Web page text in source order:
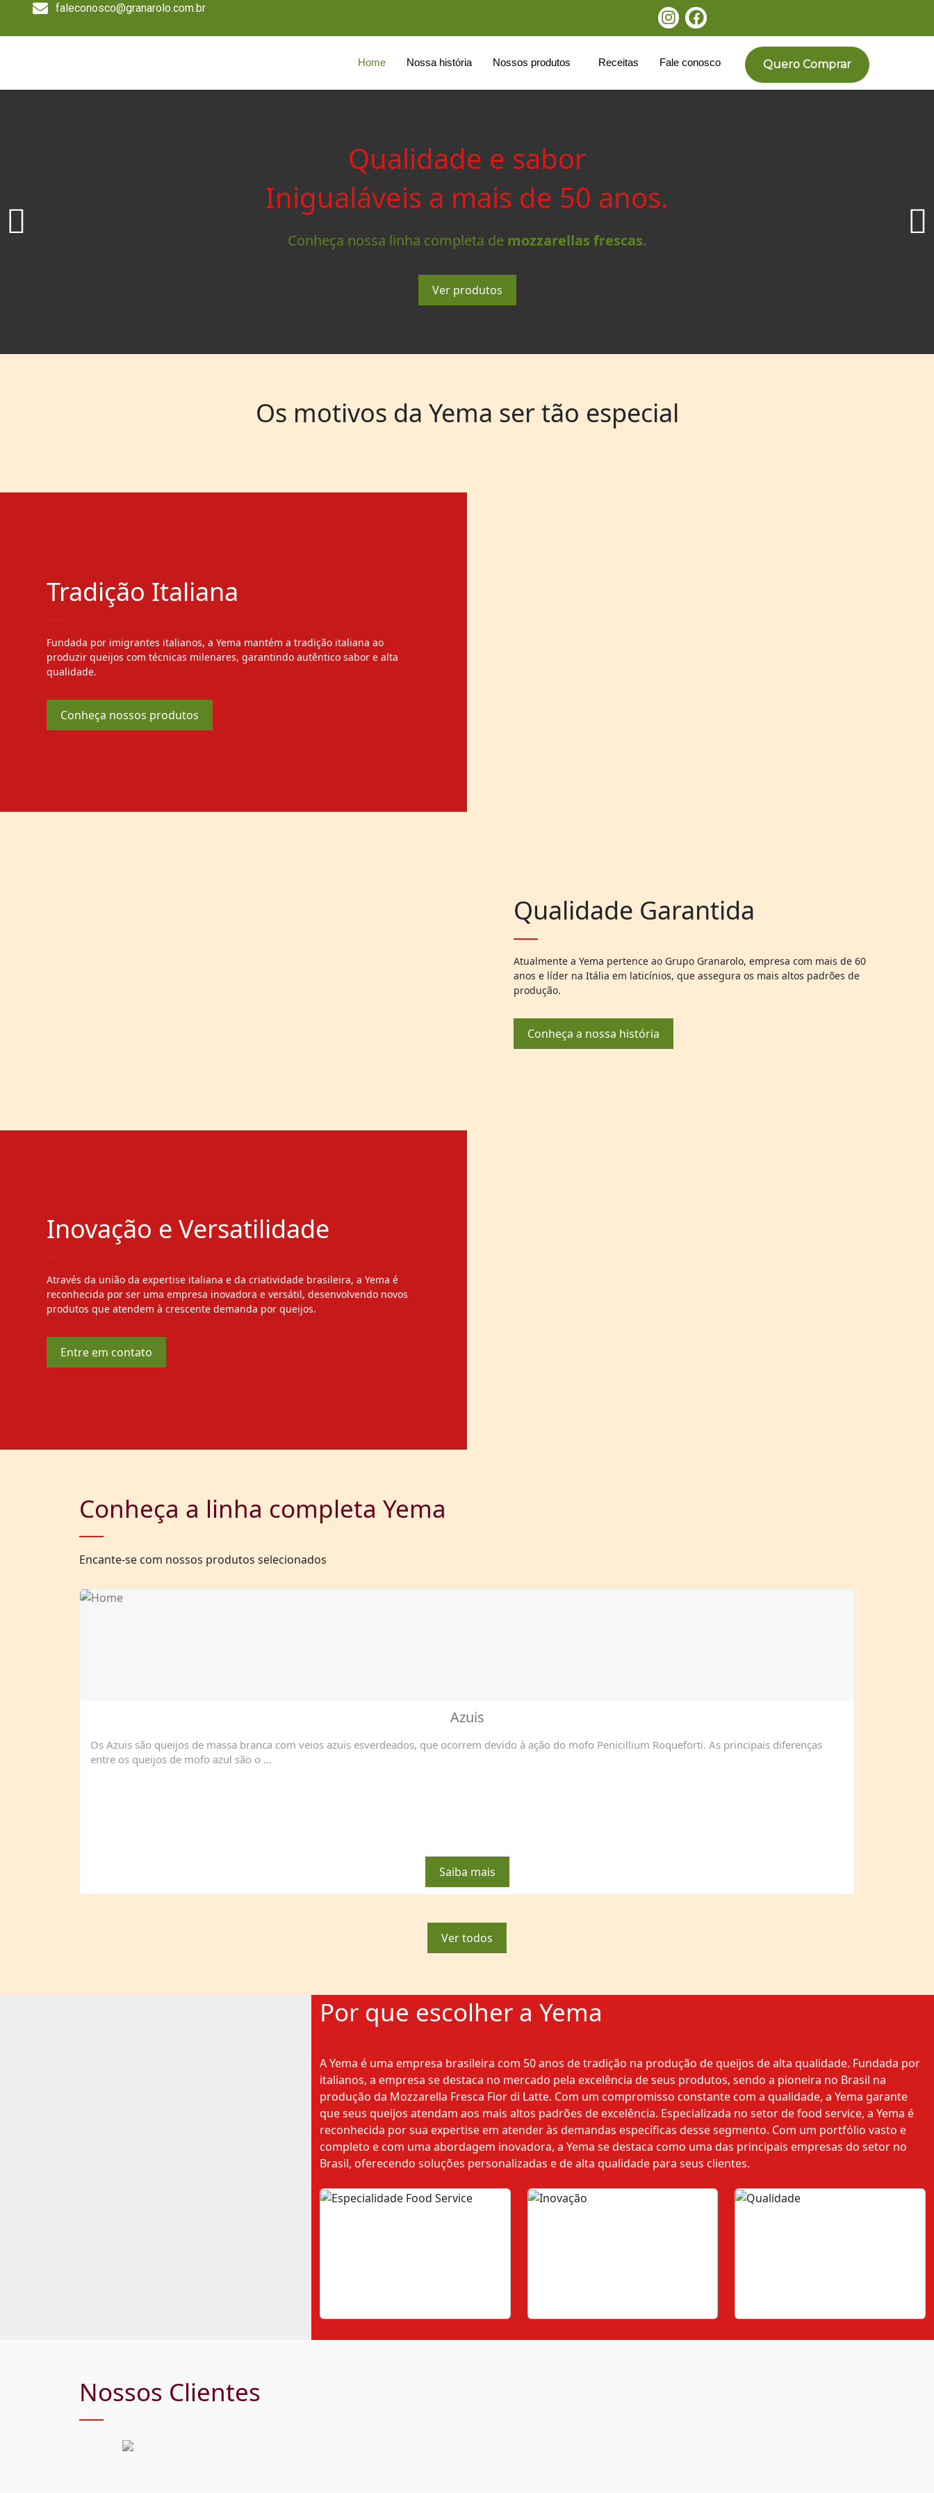
faleconosco@granarolo.com.br
Home Nossa história Nossos produtos Receitas Fale conosco Quero Comprar
Qualidade e sabor
Inigualáveis a mais de 50 anos.
Conheça nossa linha completa de mozzarellas frescas.
Ver produtos
Os motivos da Yema ser tão especial
Tradição Italiana
Fundada por imigrantes italianos, a Yema mantém a tradição italiana ao
produzir queijos com técnicas milenares, garantindo autêntico sabor e alta
qualidade.
Conheça nossos produtos
Qualidade Garantida
Atualmente a Yema pertence ao Grupo Granarolo, empresa com mais de 60
anos e líder na Itália em laticínios, que assegura os mais altos padrões de
produção.
Conheça a nossa história
Inovação e Versatilidade
Através da união da expertise italiana e da criatividade brasileira, a Yema é
reconhecida por ser uma empresa inovadora e versátil, desenvolvendo novos
produtos que atendem à crescente demanda por queijos.
Entre em contato
Conheça a linha completa Yema
Encante-se com nossos produtos selecionados
Azuis
Os Azuis são queijos de massa branca com veios azuis esverdeados, que ocorrem devido à ação do mofo Penicillium Roqueforti. As principais diferenças
entre os queijos de mofo azul são o ...
Saiba mais
Ver todos
Por que escolher a Yema
A Yema é uma empresa brasileira com 50 anos de tradição na produção de queijos de alta qualidade. Fundada por
italianos, a empresa se destaca no mercado pela excelência de seus produtos, sendo a pioneira no Brasil na
produção da Mozzarella Fresca Fior di Latte. Com um compromisso constante com a qualidade, a Yema garante
que seus queijos atendam aos mais altos padrões de excelência. Especializada no setor de food service, a Yema é
reconhecida por sua expertise em atender às demandas específicas desse segmento. Com um portfólio vasto e
completo e com uma abordagem inovadora, a Yema se destaca como uma das principais empresas do setor no
Brasil, oferecendo soluções personalizadas e de alta qualidade para seus clientes.
Nossos Clientes